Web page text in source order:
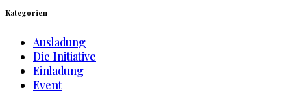
Kategorien
Ausladung
Die Initiative
Einladung
Event